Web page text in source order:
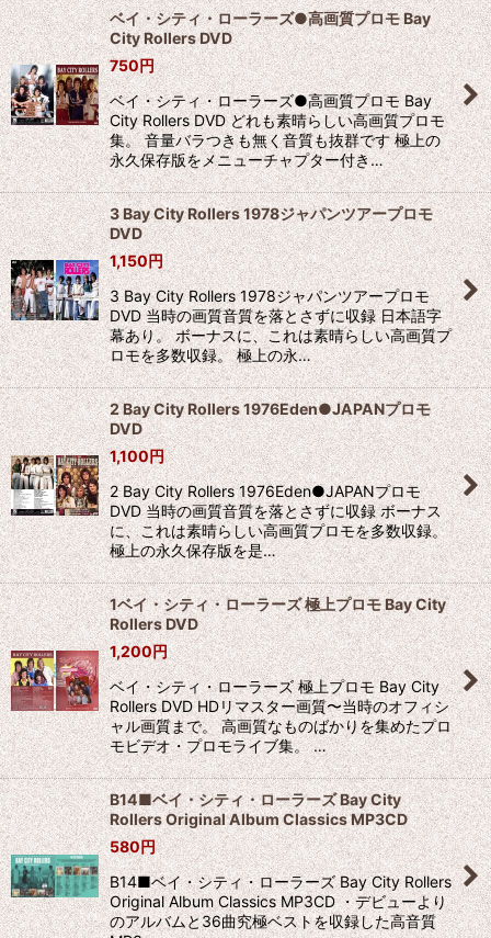
ベイ・シティ・ローラーズ●高画質プロモ Bay
City Rollers DVD
750円
ベイ・シティ・ローラーズ●高画質プロモ Bay
City Rollers DVD どれも素晴らしい高画質プロモ
集。 音量バラつきも無く音質も抜群です 極上の
永久保存版をメニューチャプター付き…
3 Bay City Rollers 1978ジャパンツアープロモ
DVD
1,150円
3 Bay City Rollers 1978ジャパンツアープロモ
DVD 当時の画質音質を落とさずに収録 日本語字
幕あり。 ボーナスに、これは素晴らしい高画質プ
ロモを多数収録。 極上の永…
2 Bay City Rollers 1976Eden●JAPANプロモ
DVD
1,100円
2 Bay City Rollers 1976Eden●JAPANプロモ
DVD 当時の画質音質を落とさずに収録 ボーナス
に、これは素晴らしい高画質プロモを多数収録。
極上の永久保存版を是…
1ベイ・シティ・ローラーズ 極上プロモ Bay City
Rollers DVD
1,200円
ベイ・シティ・ローラーズ 極上プロモ Bay City
Rollers DVD HDリマスター画質〜当時のオフィシ
ャル画質まで。 高画質なものばかりを集めたプロ
モビデオ・プロモライブ集。 …
B14■ベイ・シティ・ローラーズ Bay City
Rollers Original Album Classics MP3CD
580円
B14■ベイ・シティ・ローラーズ Bay City Rollers
Original Album Classics MP3CD ・デビューより
のアルバムと36曲究極ベストを収録した高音質